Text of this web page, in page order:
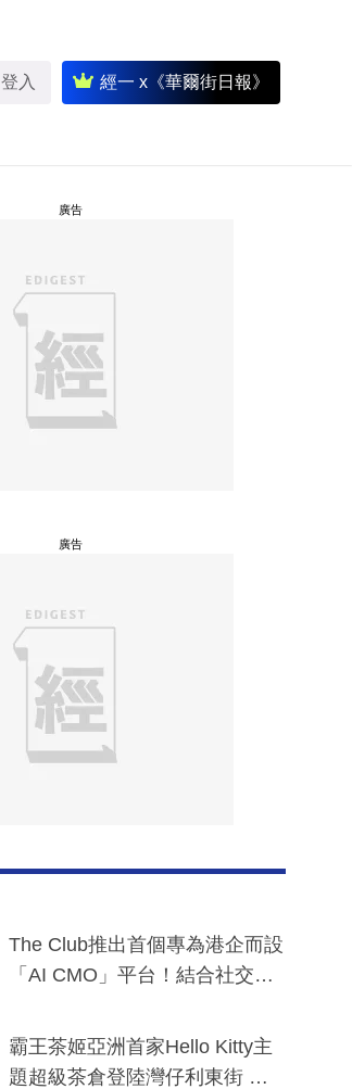
登入 經一 x《華爾街日報》
廣告
廣告
The Club推出首個專為港企而設
「AI CMO」平台！結合社交聆
分鐘生成「貼地」宣傳短片
霸王茶姬亞洲首家Hello Kitty主
題超級茶倉登陸灣仔利東街 推